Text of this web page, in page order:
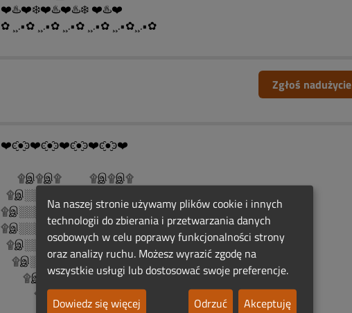
❤️♨️❤️❄️❤️♨️❤️♨️❄️ ❤️♨️❤️
✿ ¸¸.•✿ ¸¸.•✿ ¸¸.•✿ ¸¸.•✿ ¸¸.•✿¸¸.•✿
Zgłoś nadużycie
❤️ͼ̮̑●̮̑ͽ❤️ͼ̮̑●̮̑ͽ❤️ͼ̮̑●̮̑ͽ❤️ͼ̮̑●̮̑ͽ❤️
۩இ۩இ۩ ۩இ۩இ۩
۩இ░░░░۩இஇ۩░░░░இ۩
۩இ░░░░░░░۩░░░░░░இ۩
۩இ░░░Rocznicowe.░░░இ۩
۩இ░░Światełko░░░░இ۩
۩இ░░Pamięci░░░░இ۩
۩இ░░░░░░░░இ۩
۩இ░░░░░இ۩
Na naszej stronie używamy plików cookie i innych
technologii do zbierania i przetwarzania danych
osobowych w celu poprawy funkcjonalności strony
oraz analizy ruchu. Możesz wyrazić zgodę na
wszystkie usługi lub dostosować swoje preferencje.
Dowiedz się więcej
Odrzuć Akceptuję